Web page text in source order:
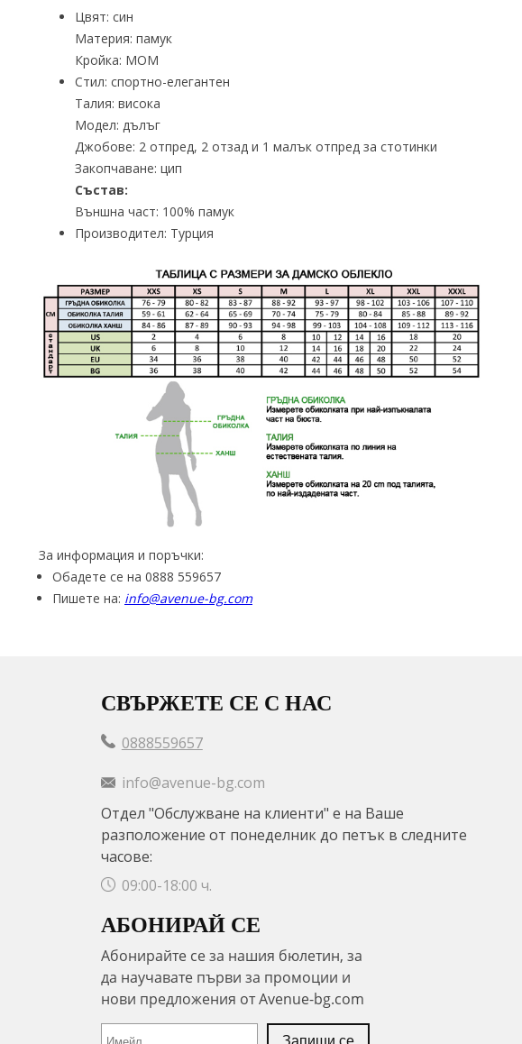
Цвят: син
Материя: памук
Кройка: MOM
Стил: спортно-елегантен
Талия: висока
Модел: дълъг
Джобове: 2 отпред, 2 отзад и 1 малък отпред за стотинки
Закопчаване: цип
Състав:
Външна част: 100% памук
Производител: Турция
За информация и поръчки:
Обадете се на 0888 559657
Пишете на: info@avenue-bg.com
СВЪРЖЕТЕ СЕ С НАС
0888559657
info@avenue-bg.com
Отдел "Обслужване на клиенти" е на Ваше
разположение от понеделник до петък в следните
часове:
09:00-18:00 ч.
АБОНИРАЙ СЕ